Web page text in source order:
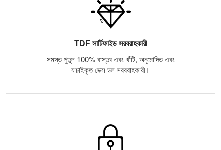
TDF সার্টিফাইড সরবরাহকারী
সমস্ত পুতুল 100% বাস্তব এবং খাঁটি, অনুমোদিত এবং
যাচাইকৃত সেক্স ডল সরবরাহকারী।